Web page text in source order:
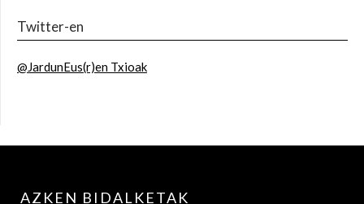
Twitter-en
@JardunEus(r)en Txioak
AZKEN BIDALKETAK